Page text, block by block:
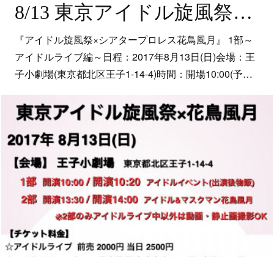
8/13 東京アイドル旋風祭×シアタープロレス花鳥風月
『アイドル旋風祭×シアタープロレス花鳥風月』 1部～
アイドルライブ編～日程：2017年8月13日(日)会場：王
子小劇場(東京都北区王子1-14-4)時間：開場10:00(予…